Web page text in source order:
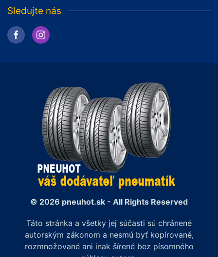
Sledujte nás
© 2026 pneuhot.sk - All Rights Reserved
Táto stránka a všetky jej súčasti sú chránené
autorským zákonom a nesmú byť kopírované,
rozmnožované ani inak šírené bez písomného